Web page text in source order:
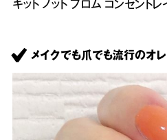
キット ノット フロム コンセントレ
メイクでも爪でも流行のオ